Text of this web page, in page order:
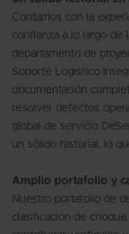
Contamos con la
confianza a lo largo de
departamento de
Soporte Logístico
documentación
resolver defectos
global de servicio
un sólido historial, lo
Amplio portafolio y
Nuestro portafolio de
clasificación de